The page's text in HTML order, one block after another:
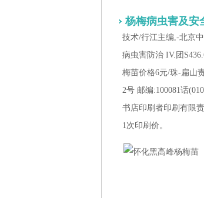
杨梅病虫害及安
技术/行江主编,-北京中
病虫害防治 IV.团
梅苗价格6元/珠-扁山
2号 邮编:100081话
书店印刷者印刷有限
1次印刷价。